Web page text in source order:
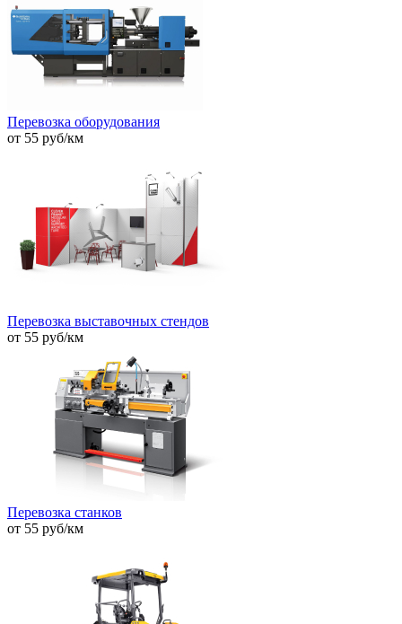
Перевозка оборудования
от 55 руб/км
Перевозка выставочных стендов
от 55 руб/км
Перевозка станков
от 55 руб/км